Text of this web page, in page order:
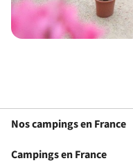
Nos campings en France
Campings en France